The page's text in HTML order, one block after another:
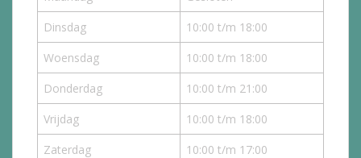
Dinsdag
10:00 t/m 18:00
Woensdag
10:00 t/m 18:00
Donderdag
10:00 t/m 21:00
Vrijdag
10:00 t/m 18:00
Zaterdag
10:00 t/m 17:00